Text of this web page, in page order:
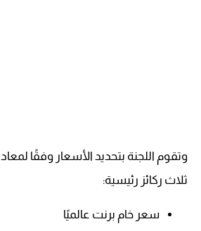
وتقوم اللجنة بتحديد الأسعار وفقًا
ثلاث ركائز رئيسية:
سعر خام برنت عالميًا